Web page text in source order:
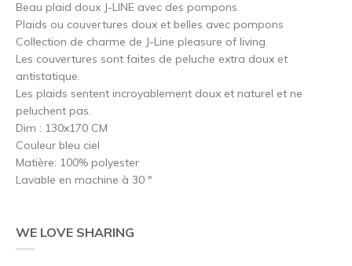
Beau plaid doux J-LINE avec des pompons.
Plaids ou couvertures doux et belles avec pompons
Collection de charme de J-Line pleasure of living
Les couvertures sont faites de peluche extra doux et
antistatique.
Les plaids sentent incroyablement doux et naturel et ne
peluchent pas.
Dim : 130x170 CM
Couleur bleu ciel
Matière: 100% polyester
Lavable en machine à 30 °
WE LOVE SHARING